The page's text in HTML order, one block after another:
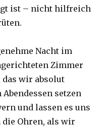
ist – nicht hilfreich
Nacht im
Zimmer
das wir absolut
setzen
und lassen es uns
Ohren, als wir